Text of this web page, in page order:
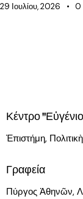
29 Ιουλίου, 2026 0
Κέντρο
Ἐπιστήμη,
Γραφεία
Πύργος Ἀθηνῶν,